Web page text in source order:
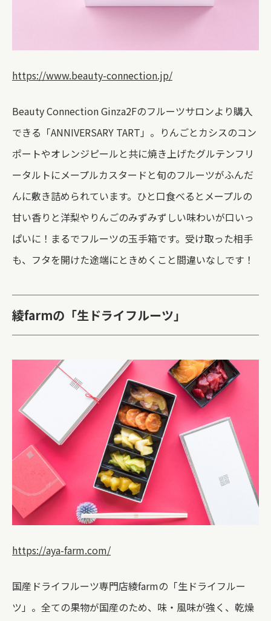
https://www.beauty-connection.jp/
Beauty Connection Ginza2Fのフルーツサロンより購入
できる「ANNIVERSARY TART」。りんごとカシスのコン
ポートやオレンジピールと共に焼き上げたグルテンフリ
ータルトにメープルカスタードと旬のフルーツがふんだ
んに敷き詰められています。ひと口食べるとメープルの
甘い香りと洋梨やりんごのみずみずしい味わいが口いっ
ぱいに！まるでフルーツの玉手箱です。受け取った相手
も、フタを開けた途端にときめくこと間違いなしです！
綾farmの「生ドライフルーツ」
https://aya-farm.com/
国産ドライフルーツ専門店綾farmの「生ドライフルー
ツ」。 全ての果物が国産のため、味・風味が強く、乾燥